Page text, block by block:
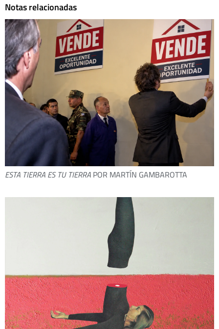
Notas relacionadas
ESTA TIERRA ES TU TIERRA POR MARTÍN GAMBAROTTA